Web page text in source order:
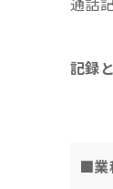
記録
■業